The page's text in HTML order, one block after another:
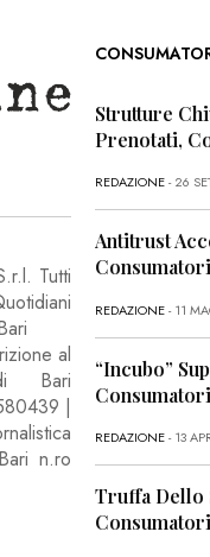
Tutti
al
Bari
|
n.ro
Strutture
Prenotati,
REDAZIONE- 26
Antitrust
REDAZIONE- 11
“Incubo”
REDAZIONE- 13
Truffa Dello